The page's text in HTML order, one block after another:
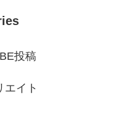
投稿
エイト